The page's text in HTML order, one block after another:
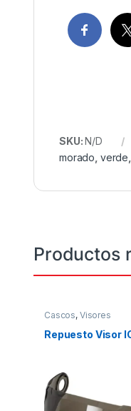
SKU:N/D
morado verde
Productos
Cascos, Visores
Repuesto Visor